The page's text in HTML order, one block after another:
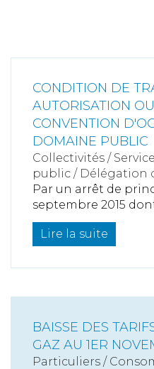
CONDITION DE
AUTORISATION
CONVENTION
DOMAINE PUBLIC
Collectivités /
public / Délégation
Par un arrêt de
septembre 2015
Lire la suite
BAISSE DES
GAZ AU 1ER
Particuliers /